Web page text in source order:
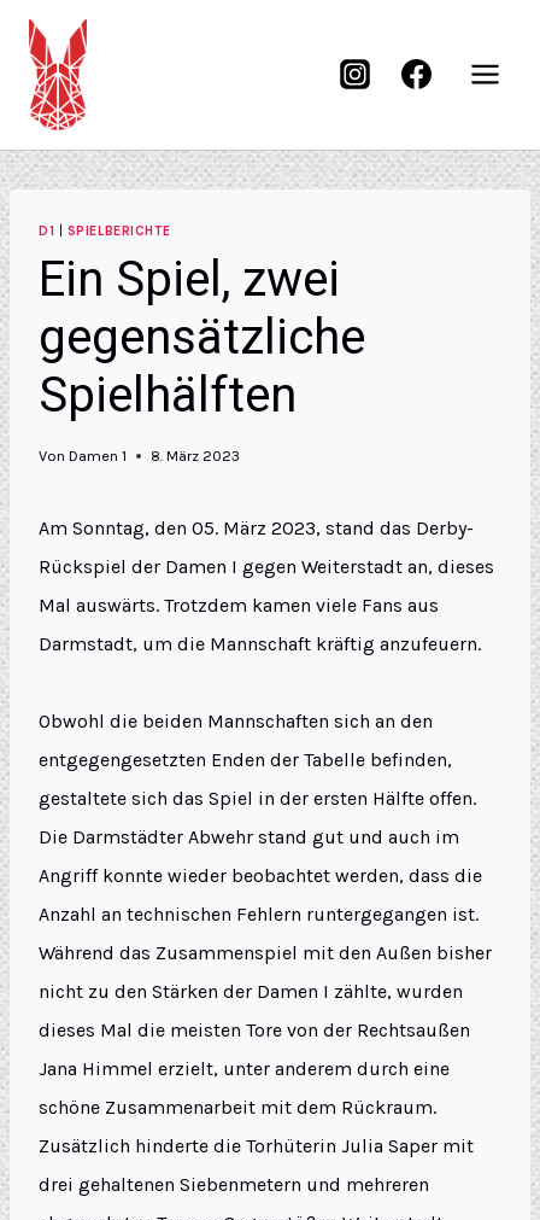
D1 SPIELBERICHTE
Ein Spiel, zwei
gegensätzliche
Spielhälften
Von Damen 1 8. März 2023
Am Sonntag, den 05. März 2023, stand das Derby-
Rückspiel der Damen I gegen Weiterstadt an, dieses
Mal auswärts. Trotzdem kamen viele Fans aus
Darmstadt, um die Mannschaft kräftig anzufeuern.
Obwohl die beiden Mannschaften sich an den
entgegengesetzten Enden der Tabelle befinden,
gestaltete sich das Spiel in der ersten Hälfte offen.
Die Darmstädter Abwehr stand gut und auch im
Angriff konnte wieder beobachtet werden, dass die
Anzahl an technischen Fehlern runtergegangen ist.
Während das Zusammenspiel mit den Außen bisher
nicht zu den Stärken der Damen I zählte, wurden
dieses Mal die meisten Tore von der Rechtsaußen
Jana Himmel erzielt, unter anderem durch eine
schöne Zusammenarbeit mit dem Rückraum.
Zusätzlich hinderte die Torhüterin Julia Saper mit
drei gehaltenen Siebenmetern und mehreren